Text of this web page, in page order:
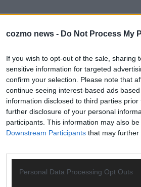
cozmo news - Do Not Process My
If you wish to opt-out of the sale, sharing
sensitive information for targeted
confirm your selection. Please note that
continue seeing interest-based ads
information disclosed to third parties
further disclosure of your personal
participants. This information may also
Downstream Participants that may further
Personal Data Processing Opt Outs